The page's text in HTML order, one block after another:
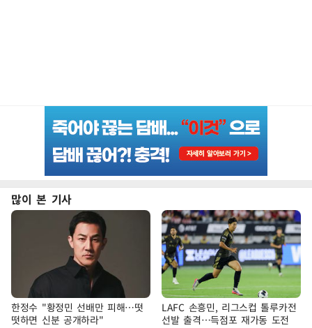
많이 본 기사
한정수 "황정민 선배만 피해…떳
떳하면 신분 공개하라"
LAFC 손흥민, 리그스컵 톨루카전
선발 출격…득점포 재가동 도전